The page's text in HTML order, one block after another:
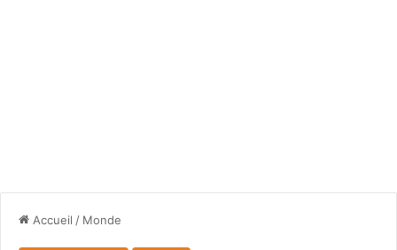
Accueil / Monde